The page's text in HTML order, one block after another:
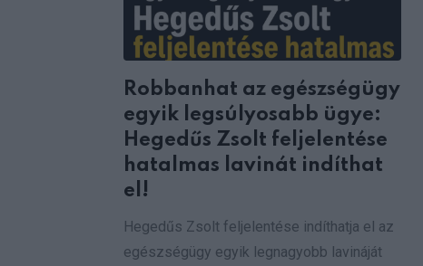
Robbanhat az egészségügy
egyik legsúlyosabb ügye:
Hegedűs Zsolt feljelentése
hatalmas lavinát indíthat
el!
Hegedűs Zsolt feljelentése indíthatja el az
egészségügy egyik legnagyobb lavináját